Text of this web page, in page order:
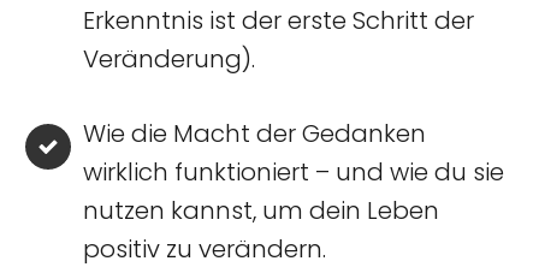
Erkenntnis ist der erste Schritt der
Veränderung).
Wie die Macht der Gedanken
wirklich funktioniert – und wie du sie
nutzen kannst, um dein Leben
positiv zu verändern.